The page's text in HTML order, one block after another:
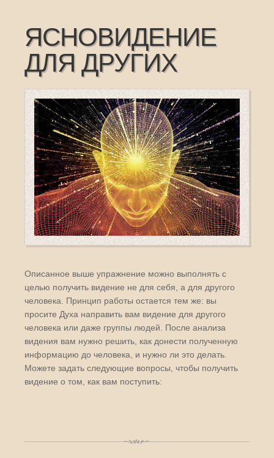
ЯСНОВИДЕНИЕ
ДЛЯ ДРУГИХ
Описанное выше упражнение можно выполнять с
целью получить видение не для себя, а для другого
человека. Принцип работы остается тем же: вы
просите Духа направить вам видение для другого
человека или даже группы людей. После анализа
видения вам нужно решить, как донести полученную
информацию до человека, и нужно ли это делать.
Можете задать следующие вопросы, чтобы получить
видение о том, как вам поступить: